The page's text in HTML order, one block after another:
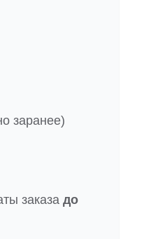
заранее)
заказа до